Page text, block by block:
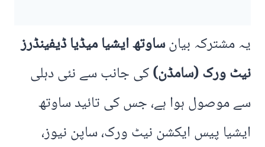
یہ مشترکہ بیانساوتھ ایشیا میڈیا ڈیفینڈرز
نیٹ ورک (سامڈن)کی جانب سے نئی دہلی
سے موصول ہوا ہے، جس کی تائید ساوتھ
ایشیا پیس ایکشن نیٹ ورک، ساپن نیوز،